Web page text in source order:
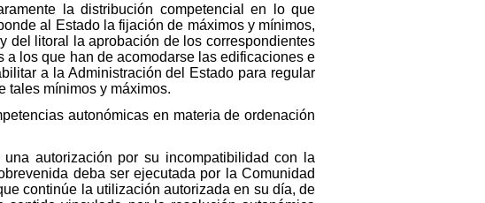
la distribución competencial en lo que
al Estado la fijación de máximos y mínimos,
del litoral la aprobación de los correspondientes
los que han de acomodarse las edificaciones e
a la Administración del Estado para regular
tales mínimos y máximos.
autonómicas en materia de ordenación
autorización por su incompatibilidad con la
deba ser ejecutada por la Comunidad
continúe la utilización autorizada en su día, de